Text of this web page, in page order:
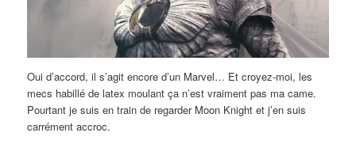
Oui d’accord, il s’agit encore d’un Marvel… Et croyez-moi, les
mecs habillé de latex moulant ça n’est vraiment pas ma came.
Pourtant je suis en train de regarder Moon Knight et j’en suis
carrément accroc.